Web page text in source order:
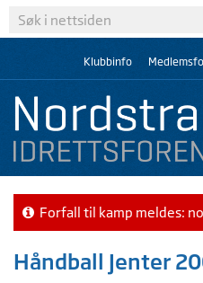
Klubbinfo
Forfall til kamp meldes:
Håndball Jenter